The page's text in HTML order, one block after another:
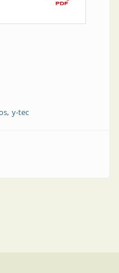
y-tec
a mano con un experto en